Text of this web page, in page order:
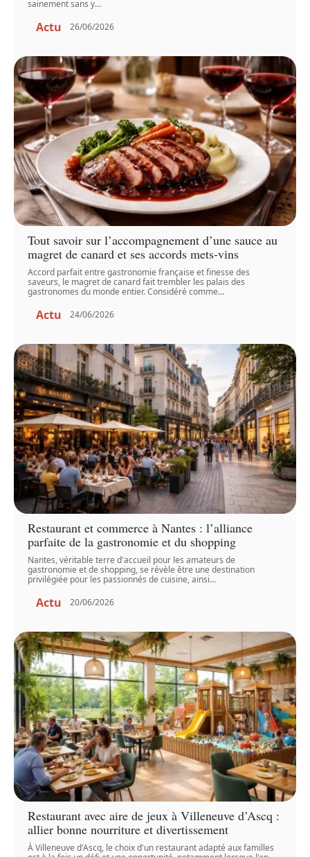
sainement sans y…
Actu 26/06/2026
Tout savoir sur l’accompagnement d’une sauce au
magret de canard et ses accords mets-vins
Accord parfait entre gastronomie française et finesse des
saveurs, le magret de canard fait trembler les palais des
gastronomes du monde entier. Considéré comme…
Actu 24/06/2026
Restaurant et commerce à Nantes : l’alliance
parfaite de la gastronomie et du shopping
Nantes, véritable terre d'accueil pour les amateurs de
gastronomie et de shopping, se révèle être une destination
privilégiée pour les passionnés de cuisine, ainsi…
Actu 20/06/2026
Restaurant avec aire de jeux à Villeneuve d’Ascq :
allier bonne nourriture et divertissement
À Villeneuve d'Ascq, le choix d'un restaurant adapté aux familles